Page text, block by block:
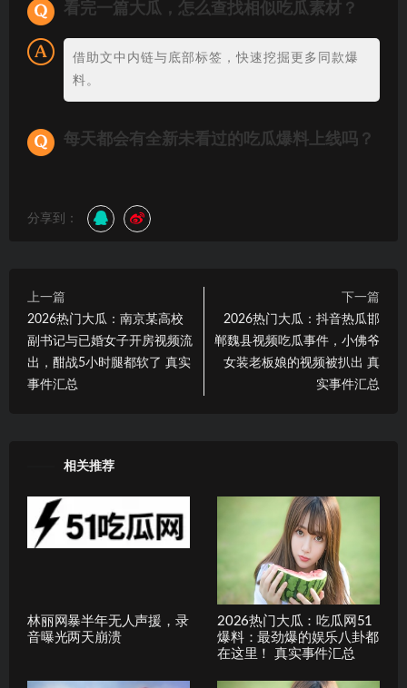
看完一篇大瓜，怎么查找相似吃瓜素材？
借助文中内链与底部标签，快速挖掘更多同款爆
料。
每天都会有全新未看过的吃瓜爆料上线吗？
分享到：
上一篇
2026热门大瓜：南京某高校
副书记与已婚女子开房视频流
出，酣战5小时腿都软了 真实
事件汇总
下一篇
2026热门大瓜：抖音热瓜邯
郸魏县视频吃瓜事件，小佛爷
女装老板娘的视频被扒出 真
实事件汇总
相关推荐
林丽网暴半年无人声援，录
音曝光两天崩溃
2026热门大瓜：吃瓜网51
爆料：最劲爆的娱乐八卦都
在这里！ 真实事件汇总